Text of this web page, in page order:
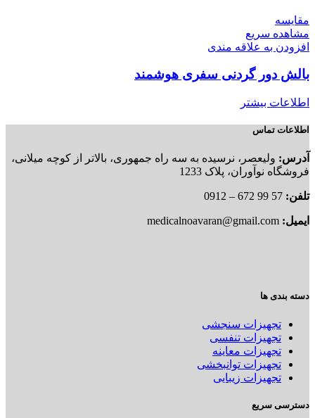
مقایسه
مشاهده سریع
افزودن به علاقه مندی
بالش دور گردنی سفری هوشمند
اطلاعات بیشتر
اطلاعات تماس
آدرس: ولیعصر، نرسیده به سه راه جمهوری، بالاتر از کوچه میلانی،
فروشگاه نوآوران، پلاک 1233
تلفن: 57 99 672 – 0912
ایمیل:
دسته بندی ها
تجهیزات سنجشی
تجهیزات تنفسی
تجهیزات معاینه
تجهیزات توانبخشی
تجهیزات زیبایی
دسترسی سریع